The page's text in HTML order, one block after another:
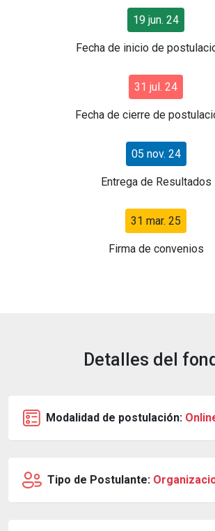
19 jun. 24
Fecha de inicio de
31 jul. 24
Fecha de cierre de
05 nov. 24
Entrega de Resultados
31 mar. 25
Firma de convenios
Detalles del
Modalidad de postulación:
Tipo de Postulante: